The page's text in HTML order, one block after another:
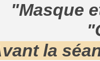
"Masque
la